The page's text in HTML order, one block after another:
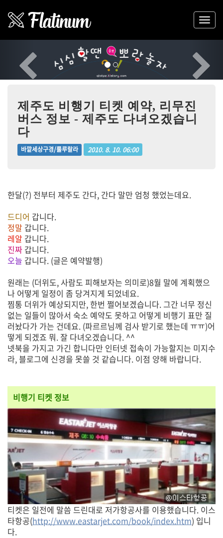
제주도 비행기 티켓 예약, 리무진
버스 정보 - 제주도 다녀오겠습니
다
바깥세상구경/룰루랄라 2010. 8. 10. 06:00
한달(?) 전부터 제주도 간다, 간다 말만 엄청 했었는데요.
드디어 갑니다.
정말 갑니다.
레알 갑니다.
진짜 갑니다.
오늘 갑니다. (글은 예약발행)
원래는 (더위도, 사람도 피해보자는 의미로)8월 말에 계획했으
나 어떻게 일정이 좀 당겨지게 되었네요.
찜통 더위가 예상되지만, 한번 쩔어보겠습니다. 그간 너무 정신
없는 일들이 많아서 숙소 예약도 못하고 어떻게 비행기 표만 질
러놨다가 가는 건데요. (파르르님께 검사 받기로 했는데 ㅠㅠ)어
떻게 되겠죠 뭐. 잘 다녀오겠습니다. ^^
넷북을 가지고 가긴 합니다만 인터넷 접속이 가능할지는 미지수
라, 블로그에 신경을 못쓸 것 같습니다. 이점 양해 바랍니다.
비행기 티켓 정보
티켓은 일전에 말씀 드린대로 저가항공사를 이용했습니다. 이스
타항공(http://www.eastarjet.com/book/index.htm) 입니
다.